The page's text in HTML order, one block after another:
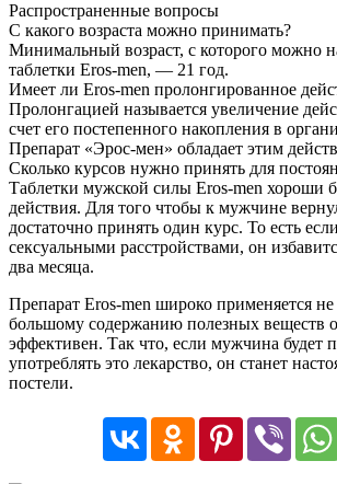
Распространенные вопросы
С какого возраста можно принимать?
Минимальный возраст, с которого можно
таблетки Eros-men, — 21 год.
Имеет ли Eros-men пролонгированное
Пролонгацией называется увеличение
счет его постепенного накопления в
Препарат «Эрос-мен» обладает этим
Сколько курсов нужно принять для
Таблетки мужской силы Eros-men хороши
действия. Для того чтобы к мужчине
достаточно принять один курс. То есть
сексуальными расстройствами, он
два месяца.
Препарат Eros-men широко применяется не
большому содержанию полезных веществ
эффективен. Так что, если мужчина будет
употреблять это лекарство, он станет
постели.